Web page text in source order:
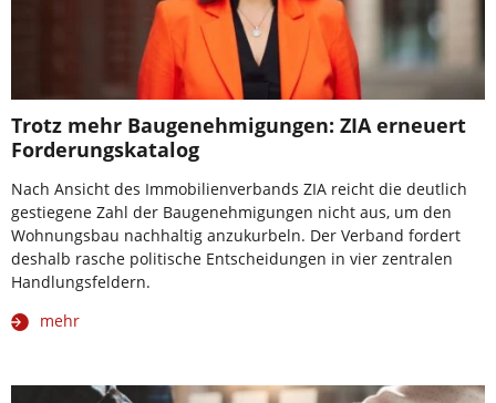
Trotz mehr Baugenehmigungen: ZIA erneuert
Forderungskatalog
Nach Ansicht des Immobilienverbands ZIA reicht die deutlich
gestiegene Zahl der Baugenehmigungen nicht aus, um den
Wohnungsbau nachhaltig anzukurbeln. Der Verband fordert
deshalb rasche politische Entscheidungen in vier zentralen
Handlungsfeldern.
mehr